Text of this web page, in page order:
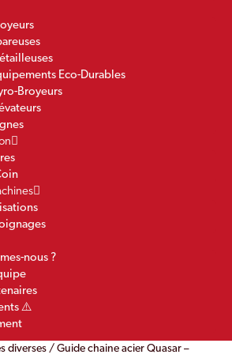
Eco-Durables
Broyeurs
nous ?
⚠️
diverses / Guide chaine acier Quasar –